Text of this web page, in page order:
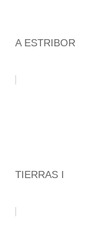
A ESTRIBOR
TIERRAS I